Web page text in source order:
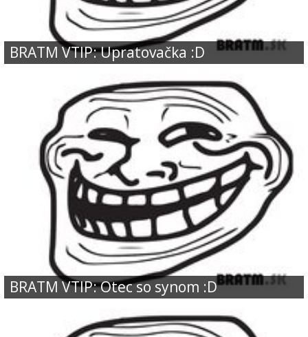
BRATM VTIP: Upratovačka :D
BRATM VTIP: Otec so synom :D